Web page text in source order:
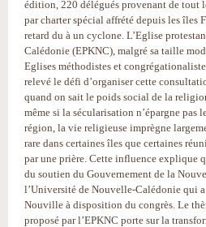
édition, 220 délégués provenant de tout
par charter spécial affrété depuis les îles
retard du à un cyclone. L’Eglise
Calédonie (EPKNC), malgré sa taille
Eglises méthodistes et
relevé le défi d’organiser cette
quand on sait le poids social de la
même si la sécularisation n’épargne pas
région, la vie religieuse imprègne
rare dans certaines îles que certaines
par une prière. Cette influence explique
du soutien du Gouvernement de la
l’Université de Nouvelle-Calédonie qui a
Nouville à disposition du congrès. Le
proposé par l’EPKNC porte sur la